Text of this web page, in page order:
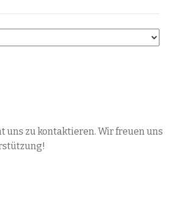
uns zu kontaktieren. Wir freuen uns